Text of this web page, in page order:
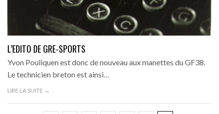
L’EDITO DE GRE-SPORTS
Yvon Pouliquen est donc de nouveau aux manettes du GF38.
Le technicien breton est ainsi…
LIRE LA SUITE →